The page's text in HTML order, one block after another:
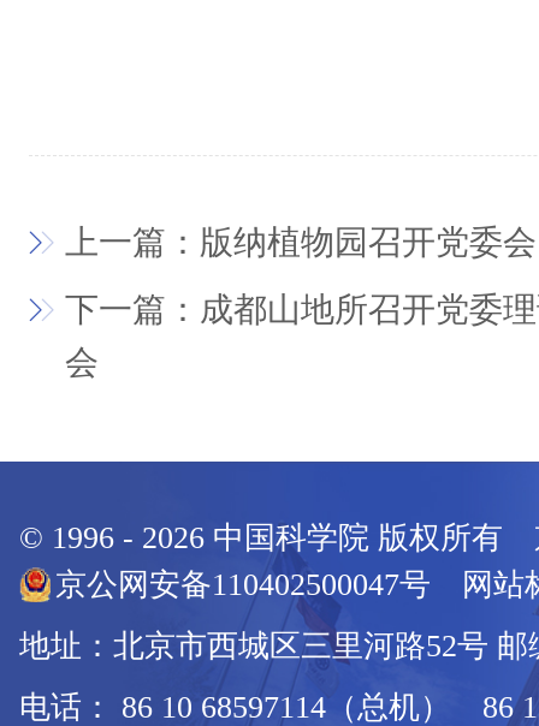
上一篇：版纳植物园召开党委会
下一篇：成都山地所召开党委
会
© 1996 - 2026 中国科学院 版权所有
京公网安备110402500047号 网站
地址：北京市西城区三里河路52号 邮
电话： 86 10 68597114（总机） 86